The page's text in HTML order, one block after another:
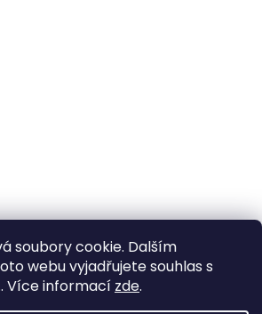
soubory cookie. Dalším
webu vyjadřujete souhlas s
Více informací zde.